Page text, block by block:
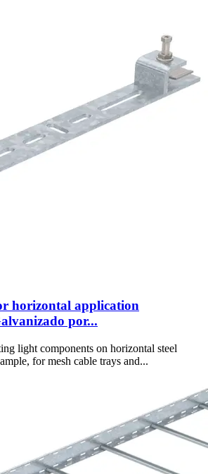
horizontal application
por...
light components on horizontal steel
for mesh cable trays and...